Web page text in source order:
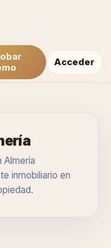
Acceder
Almería
inmobiliario en